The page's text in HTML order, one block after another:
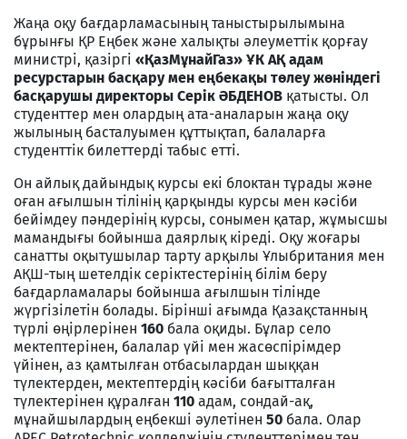
Жаңа оқу бағдарламасының таныстырылымына
бұрынғы ҚР Еңбек және халықты әлеуметтік қорғау
министрі, қазіргі «ҚазМұнайГаз» ҰК АҚ адам
ресурстарын басқару мен еңбекақы төлеу жөніндегі
басқарушы директоры Серік ӘБДЕНОВ қатысты. Ол
студенттер мен олардың ата-аналарын жаңа оқу
жылының басталуымен құттықтап, балаларға
студенттік билеттерді табыс етті.
Он айлық дайындық курсы екі блоктан тұрады және
оған ағылшын тілінің қарқынды курсы мен кәсіби
бейімдеу пәндерінің курсы, сонымен қатар, жұмысшы
мамандығы бойынша даярлық кіреді. Оқу жоғары
санатты оқытушылар тарту арқылы Ұлыбритания мен
АҚШ-тың шетелдік серіктестерінің білім беру
бағдарламалары бойынша ағылшын тілінде
жүргізілетін болады. Бірінші ағымда Қазақстанның
түрлі өңірлерінен 160 бала оқиды. Бұлар село
мектептерінен, балалар үйі мен жасөспірімдер
үйінен, аз қамтылған отбасылардан шыққан
түлектерден, мектептердің кәсіби бағытталған
түлектерінен құралған 110 адам, сондай-ақ,
мұнайшылардың еңбекші әулетінен 50 бала. Олар